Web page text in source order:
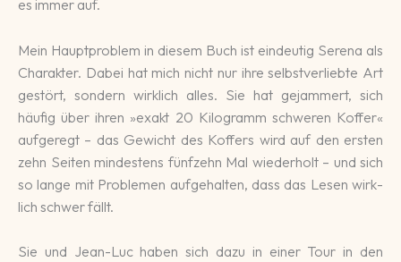
es immer auf.
Mein Hauptproblem in diesem Buch ist ein­deu­tig Serena als
Cha­rak­ter. Dabei hat mich nicht nur ihre selbst­ver­lieb­te Art
ge­stört, son­dern wirklich alles. Sie hat ge­jammert, sich
häufig über ihren »exakt 20 Kilogramm schweren Koffer«
auf­ge­regt – das Ge­wicht des Koffers wird auf den ersten
zehn Seiten mindes­tens fünf­zehn Mal wie­der­holt – und sich
so lange mit Proble­men auf­ge­hal­ten, dass das Lesen wirk­
lich schwer fällt.
Sie und Jean-Luc haben sich dazu in einer Tour in den